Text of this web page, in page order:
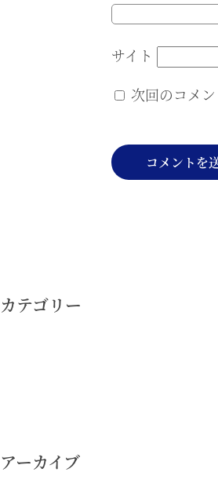
サイト
次回のコメ
カテゴリー
アーカイブ